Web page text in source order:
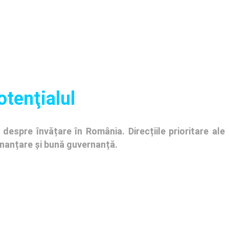
învățare în România. Direcțiile prioritare ale
și bună guvernanță.